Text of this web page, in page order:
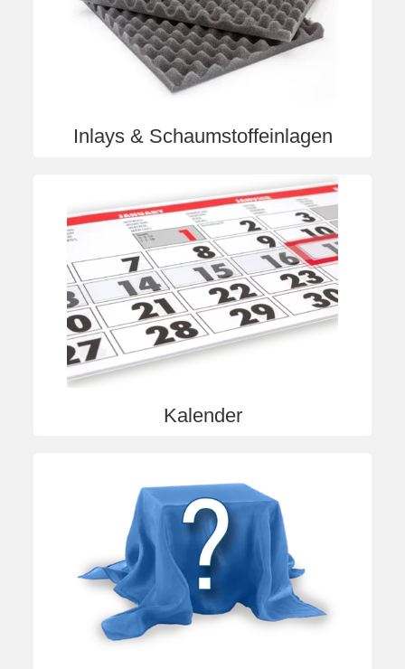
Inlays & Schaumstoffeinlagen
Kalender